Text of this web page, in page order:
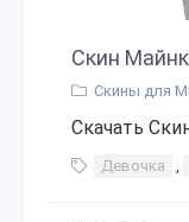
Скин
Скины для
Скачать
Девочка ,